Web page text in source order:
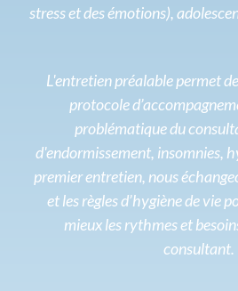
stress et des émotions),
L'entretien préalable permet
protocole
problématique du
d'endormissement, insomnies,
premier entretien, nous
et les règles d’hygiène de vie
mieux les rythmes et
consultant.